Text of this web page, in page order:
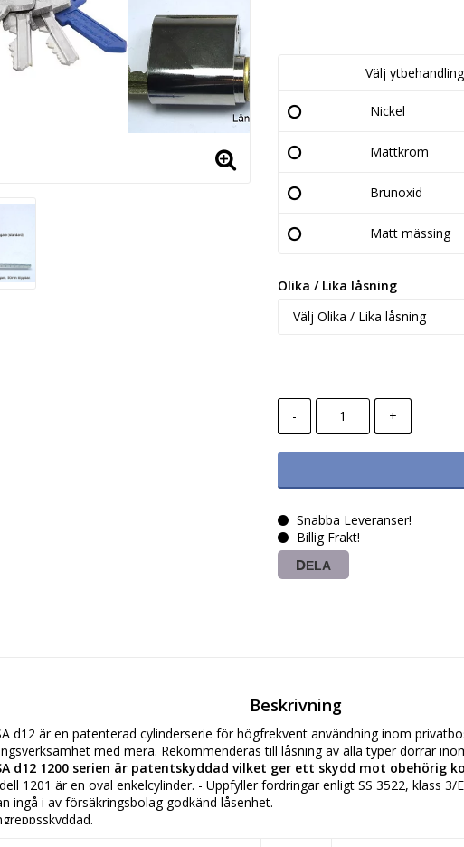
Välj ytbehandling
Nickel
Mattkrom
Brunoxid
Matt mässing
Olika / Lika låsning
- +
Snabba Leveranser!
Billig Frakt!
DELA
Beskrivning
d12 är en patenterad cylinderserie för högfrekvent användning inom
d12 1200 serien är patentskyddad vilket ger ett skydd mot obehörig
1201 är en oval enkelcylinder. - Uppfyller fordringar enligt SS 3522, klass 3/
ingå i av försäkringsbolag godkänd låsenhet.